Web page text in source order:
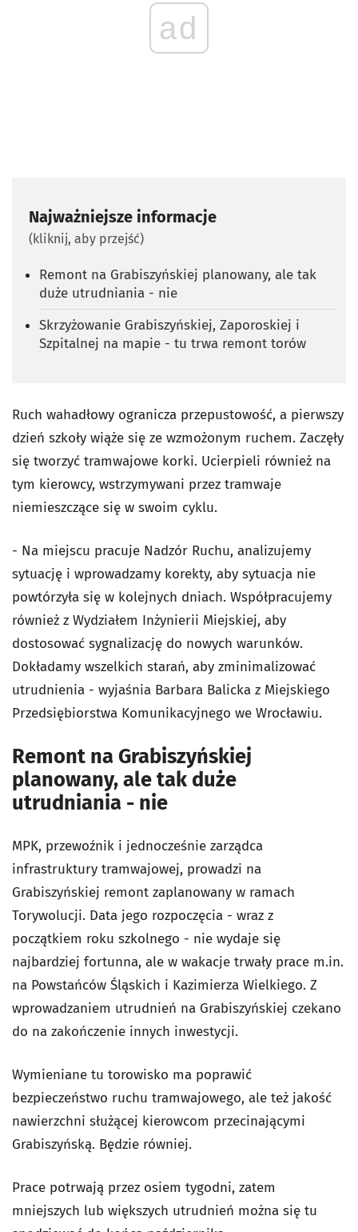
ad
Najważniejsze informacje
(kliknij, aby przejść)
Remont na Grabiszyńskiej planowany, ale tak
duże utrudniania - nie
Skrzyżowanie Grabiszyńskiej, Zaporoskiej i
Szpitalnej na mapie - tu trwa remont torów
Ruch wahadłowy ogranicza przepustowość, a pierwszy
dzień szkoły wiąże się ze wzmożonym ruchem. Zaczęły
się tworzyć tramwajowe korki. Ucierpieli również na
tym kierowcy, wstrzymywani przez tramwaje
niemieszczące się w swoim cyklu.
- Na miejscu pracuje Nadzór Ruchu, analizujemy
sytuację i wprowadzamy korekty, aby sytuacja nie
powtórzyła się w kolejnych dniach. Współpracujemy
również z Wydziałem Inżynierii Miejskiej, aby
dostosować sygnalizację do nowych warunków.
Dokładamy wszelkich starań, aby zminimalizować
utrudnienia - wyjaśnia Barbara Balicka z Miejskiego
Przedsiębiorstwa Komunikacyjnego we Wrocławiu.
Remont na Grabiszyńskiej
planowany, ale tak duże
utrudniania - nie
MPK, przewoźnik i jednocześnie zarządca
infrastruktury tramwajowej, prowadzi na
Grabiszyńskiej remont zaplanowany w ramach
Torywolucji. Data jego rozpoczęcia - wraz z
początkiem roku szkolnego - nie wydaje się
najbardziej fortunna, ale w wakacje trwały prace m.in.
na Powstańców Śląskich i Kazimierza Wielkiego. Z
wprowadzaniem utrudnień na Grabiszyńskiej czekano
do na zakończenie innych inwestycji.
Wymieniane tu torowisko ma poprawić
bezpieczeństwo ruchu tramwajowego, ale też jakość
nawierzchni służącej kierowcom przecinającymi
Grabiszyńską. Będzie równiej.
Prace potrwają przez osiem tygodni, zatem
mniejszych lub większych utrudnień można się tu